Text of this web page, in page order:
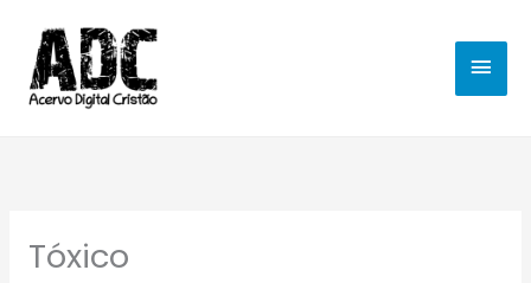
para
conteúdo
Tóxico